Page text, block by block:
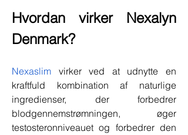
Hvordan virker Nexalyn
Denmark?
Nexaslim virker ved at udnytte en
kraftfuld kombination af naturlige
ingredienser, der forbedrer
blodgennemstrømningen, øger
testosteronniveauet og forbedrer den